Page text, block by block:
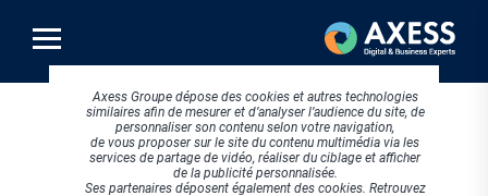
contenu
principal
Axess Groupe dépose des cookies et autres technologies
similaires afin de mesurer et d’analyser l’audience du site, de
personnaliser son contenu selon votre navigation,
de vous proposer sur le site du contenu multimédia via les
services de partage de vidéo, réaliser du ciblage et afficher
de la publicité personnalisée.
Ses partenaires déposent également des cookies. Retrouvez